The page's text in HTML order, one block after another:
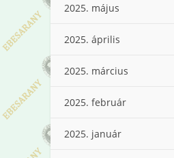
2025. május
2025. április
2025. március
2025. február
2025. január